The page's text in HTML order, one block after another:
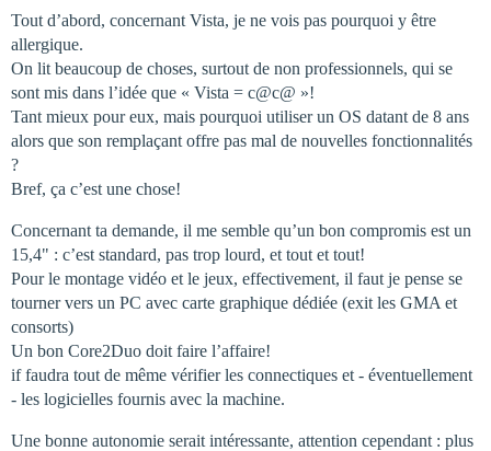
Tout d’abord, concernant Vista, je ne vois pas pourquoi y être
allergique.
On lit beaucoup de choses, surtout de non professionnels, qui se
sont mis dans l’idée que « Vista = c@c@ »!
Tant mieux pour eux, mais pourquoi utiliser un OS datant de 8 ans
alors que son remplaçant offre pas mal de nouvelles fonctionnalités
?
Bref, ça c’est une chose!
Concernant ta demande, il me semble qu’un bon compromis est un
15,4" : c’est standard, pas trop lourd, et tout et tout!
Pour le montage vidéo et le jeux, effectivement, il faut je pense se
tourner vers un PC avec carte graphique dédiée (exit les GMA et
consorts)
Un bon Core2Duo doit faire l’affaire!
if faudra tout de même vérifier les connectiques et - éventuellement
- les logicielles fournis avec la machine.
Une bonne autonomie serait intéressante, attention cependant : plus